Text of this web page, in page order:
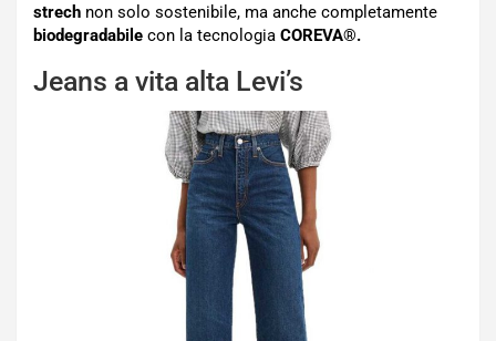
strech non solo sostenibile, ma anche completamente
biodegradabile con la tecnologia COREVA®.
Jeans a vita alta Levi’s